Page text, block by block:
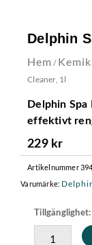
Delphin
Hem /
Cleaner, 1l
Delphin
effektivt
229 kr
Artikelnummer
Varumärke:
Tillgänglighet:
Delphin
Spa
Filter